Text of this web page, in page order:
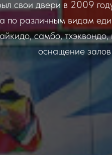
свои двери в 2009
различным видам
самбо,
оснащение